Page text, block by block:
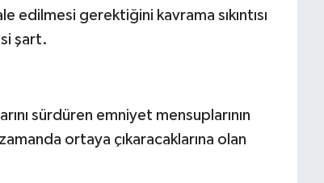
edilmesi gerektiğini kavrama sıkıntısı
şart.
sürdüren emniyet mensuplarının
ortaya çıkaracaklarına olan